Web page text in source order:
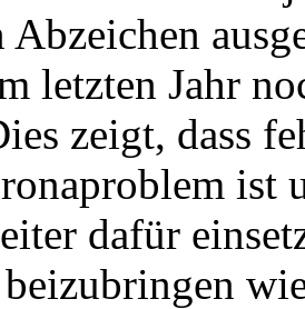
letzten Jahr
zeigt, dass
ist
dafür